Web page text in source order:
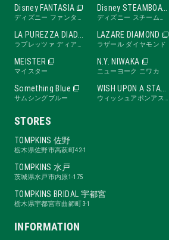
Disney FANTASIA
ディズニー ファンタジア
Disney STEAMBOAT WILLIE
ディズニー スチームボートウィリー
LA PUREZZA DIADE
ラプレッツァ ディアーデ
LAZARE DIAMOND
ラザール ダイヤモンド
MEISTER
マイスター
N.Y. NIWAKA
ニューヨーク ニワカ
Something Blue
サムシングブルー
WISH UPON A STAR
ウィッシュアポンアスター
STORES
TOMPKINS 佐野
栃木県佐野市高萩町42-1
TOMPKINS 水戸
茨城県水戸市内原1-175
TOMPKINS BRIDAL 宇都宮
栃木県宇都宮市曲師町3-1
INFORMATION